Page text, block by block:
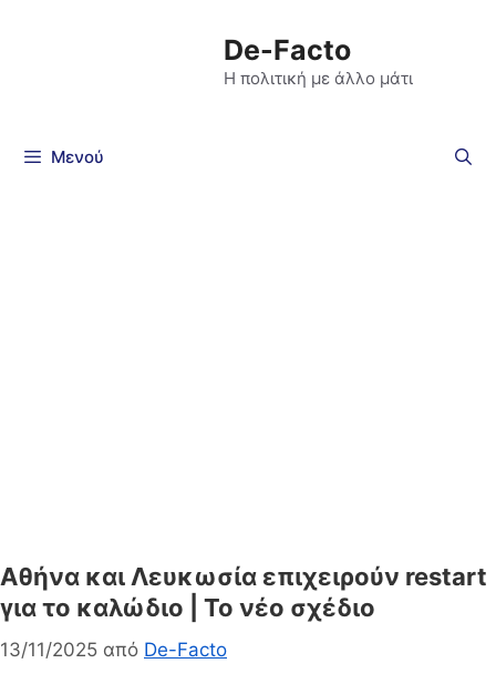
De-Facto
Η πολιτική με άλλο μάτι
Μενού
Aθήνα και Λευκωσία επιχειρούν restart
για το καλώδιο | Το νέο σχέδιο
13/11/2025 από De-Facto